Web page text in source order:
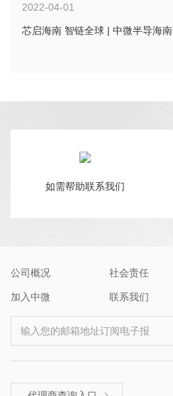
2022-04-01
芯启海南 智链全球 | 中微半导海
如需帮助联系我们
公司概况 社会责任
加入中微 联系我们
输入您的邮箱地址订阅电子报